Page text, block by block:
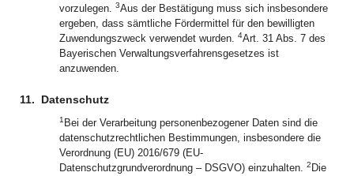
vorzulegen. 3Aus der Bestätigung muss sich insbesondere
ergeben, dass sämtliche Fördermittel für den bewilligten
Zuwendungszweck verwendet wurden. 4Art. 31 Abs. 7 des
Bayerischen Verwaltungsverfahrensgesetzes ist
anzuwenden.
11. Datenschutz
1 Bei der Verarbeitung personenbezogener Daten sind die
datenschutzrechtlichen Bestimmungen, insbesondere die
Verordnung (EU) 2016/679 (EU-
Datenschutzgrundverordnung – DSGVO) einzuhalten. 2 Die